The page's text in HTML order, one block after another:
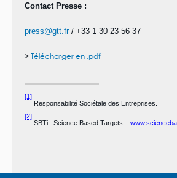
Contact Presse :
press@gtt.fr/ +33 1 30 23 56 37
> Télécharger en .pdf
[1]
Responsabilité Sociétale des Entreprises.
[2]
SBTi : Science Based Targets –